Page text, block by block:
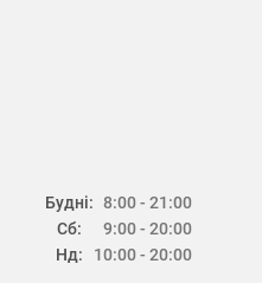
Будні:
Сб:
Нд:
8:00 - 21:00
9:00 - 20:00
10:00 - 20:00